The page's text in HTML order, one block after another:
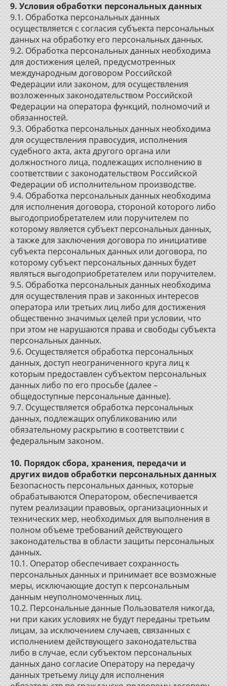
9. Условия обработки персональных данных
9.1. Обработка персональных данных
осуществляется с согласия субъекта персональных
данных на обработку его персональных данных.
9.2. Обработка персональных данных необходима
для достижения целей, предусмотренных
международным договором Российской
Федерации или законом, для осуществления
возложенных законодательством Российской
Федерации на оператора функций, полномочий и
обязанностей.
9.3. Обработка персональных данных необходима
для осуществления правосудия, исполнения
судебного акта, акта другого органа или
должностного лица, подлежащих исполнению в
соответствии с законодательством Российской
Федерации об исполнительном производстве.
9.4. Обработка персональных данных необходима
для исполнения договора, стороной которого либо
выгодоприобретателем или поручителем по
которому является субъект персональных данных,
а также для заключения договора по инициативе
субъекта персональных данных или договора, по
которому субъект персональных данных будет
являться выгодоприобретателем или поручителем.
9.5. Обработка персональных данных необходима
для осуществления прав и законных интересов
оператора или третьих лиц либо для достижения
общественно значимых целей при условии, что
при этом не нарушаются права и свободы субъекта
персональных данных.
9.6. Осуществляется обработка персональных
данных, доступ неограниченного круга лиц к
которым предоставлен субъектом персональных
данных либо по его просьбе (далее –
общедоступные персональные данные).
9.7. Осуществляется обработка персональных
данных, подлежащих опубликованию или
обязательному раскрытию в соответствии с
федеральным законом.
10. Порядок сбора, хранения, передачи и
других видов обработки персональных данных
Безопасность персональных данных, которые
обрабатываются Оператором, обеспечивается
путем реализации правовых, организационных и
технических мер, необходимых для выполнения в
полном объеме требований действующего
законодательства в области защиты персональных
данных.
10.1. Оператор обеспечивает сохранность
персональных данных и принимает все возможные
меры, исключающие доступ к персональным
данным неуполномоченных лиц.
10.2. Персональные данные Пользователя никогда,
ни при каких условиях не будут переданы третьим
лицам, за исключением случаев, связанных с
исполнением действующего законодательства
либо в случае, если субъектом персональных
данных дано согласие Оператору на передачу
данных третьему лицу для исполнения